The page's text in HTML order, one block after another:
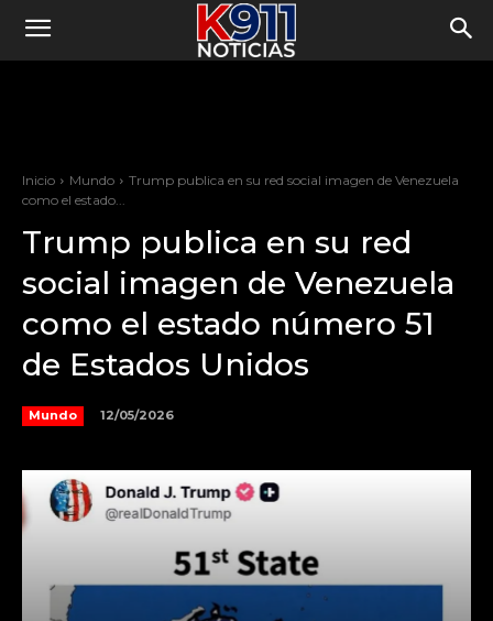
Inicio Mundo
Trump publica en su red social imagen de Venezuela
como el estado...
Trump publica en su red
social imagen de Venezuela
como el estado número 51
de Estados Unidos
Mundo 12/05/2026